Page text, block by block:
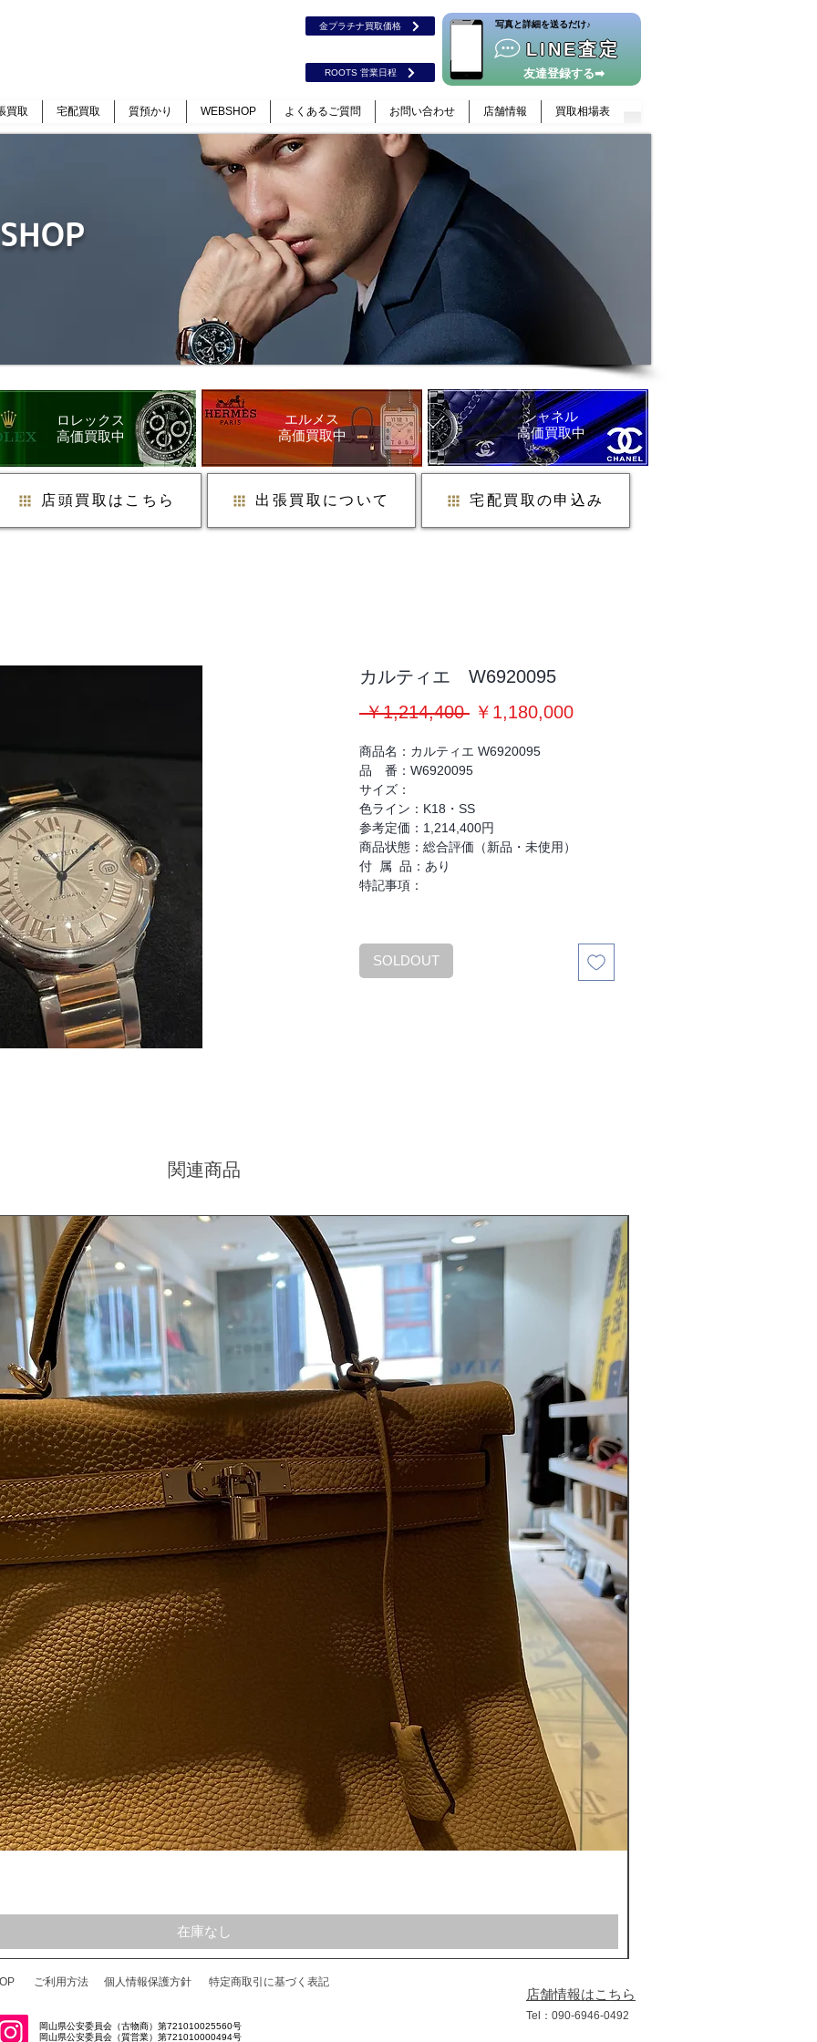
金プラチナ買取価格
ROOTS 営業日程
LINE査定
​写真と詳細を送るだけ♪
友達登録する➡
買取 宅配買取 質預かり WEBSHOP よくあるご質問 お問い合わせ 店舗情報 買取相場表
ロレックス
​高価買取中
​エルメス
​高価買取中
シャネル
​高価買取中
店頭買取はこちら 出張買取について 宅配買取の申込み
カルティエ W6920095
￥1,214,400 通
価
格
￥1,180,000セ
商品名：カルティエ W6920095
品 番：W6920095
サイズ：
色ライン：K18・SS
参考定価：1,214,400円
商品状態：総合評価（新品・未使用）
付 属 品：あり
特記事項：
SOLDOUT
関連商品
在庫なし
ご利用方法 個人情報保護方針 特定商取引に基づく表記
岡山県公安委員会（古物商）第721010025560号
岡山県公安委員会（質営業）第721010000494号
店舗情報はこちら
​Tel：090-6946-0492